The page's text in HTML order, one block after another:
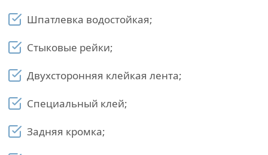
Шпатлевка водостойкая;
Стыковые рейки;
Двухсторонняя клейкая лента;
Специальный клей;
Задняя кромка;